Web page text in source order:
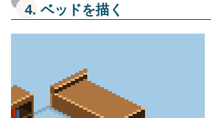
4. ベッドを描く